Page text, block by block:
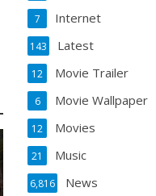
Internet
7
Latest
143
Movie Trailer
12
Movie Wallpaper
6
Movies
12
Music
21
News
6,816